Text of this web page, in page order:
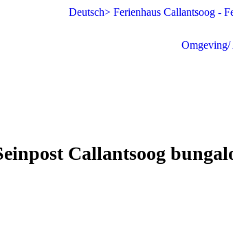
Deutsch> Ferienhaus Callantsoog -
Callantsoog